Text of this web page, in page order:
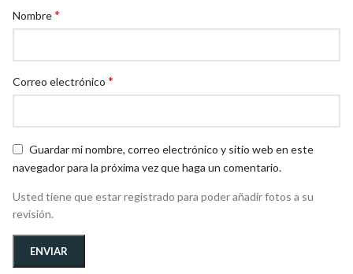
Nombre*
Correo electrónico *
Guardar mi nombre, correo electrónico y sitio web en este
navegador para la próxima vez que haga un comentario.
Usted tiene que estar registrado para poder añadir fotos a su
revisión.